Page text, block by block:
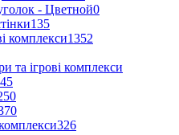
- Цветной0
135
комплекси1352
та ігрові комплекси
45
326